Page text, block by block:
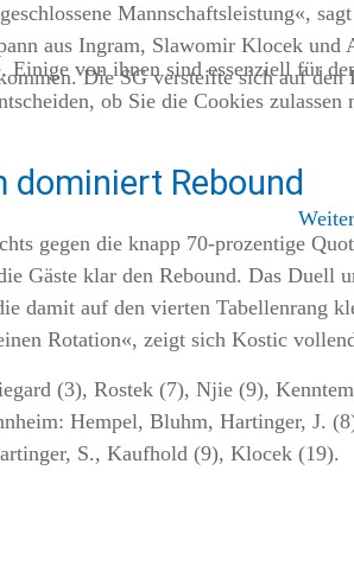
Mannschaftsleistung«,
aus Ingram, Slawomir Klocek und
Die SG versteifte sich auf den
dominiert Rebound
gegen die knapp 70-prozentige
Gäste klar den Rebound. Das Duell
damit auf den vierten Tabellenrang
Rotation«, zeigt sich Kostic
(3), Rostek (7), Njie (9),
Hempel, Bluhm, Hartinger, J.
S., Kaufhold (9), Klocek (19).
von ihnen sind essenziell für
ob Sie die Cookies